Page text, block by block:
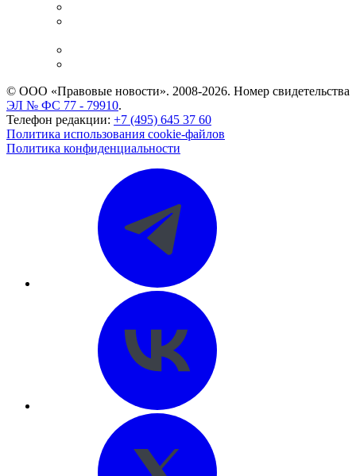
© ООО «Правовые новости». 2008-2026. Номер свидетельства
ЭЛ № ФС 77 - 79910.
Телефон редакции: +7 (495) 645 37 60
Политика использования cookie-файлов
Политика конфиденциальности